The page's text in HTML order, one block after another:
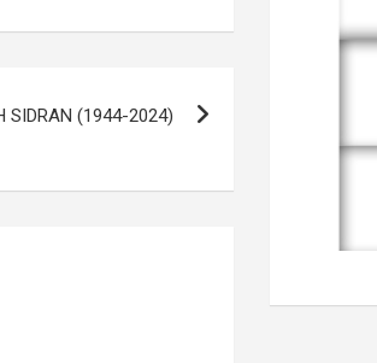
SIDRAN (1944-2024)